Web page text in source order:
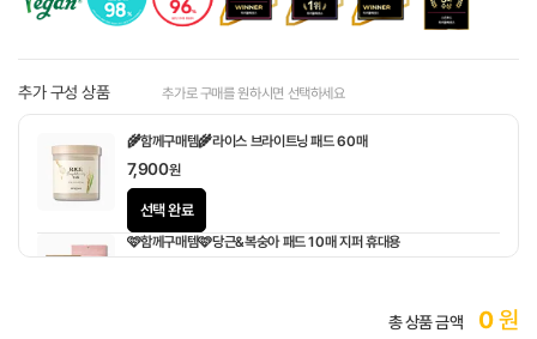
추가 구성 상품 추가로 구매를 원하시면 선택하세요
🌾함께구매템🌾라이스 브라이트닝 패드 60매
7,900원
선택 완료
🩷함께구매템🩷당근&복숭아 패드 10매 지퍼 휴대용
총 상품 금액 0원